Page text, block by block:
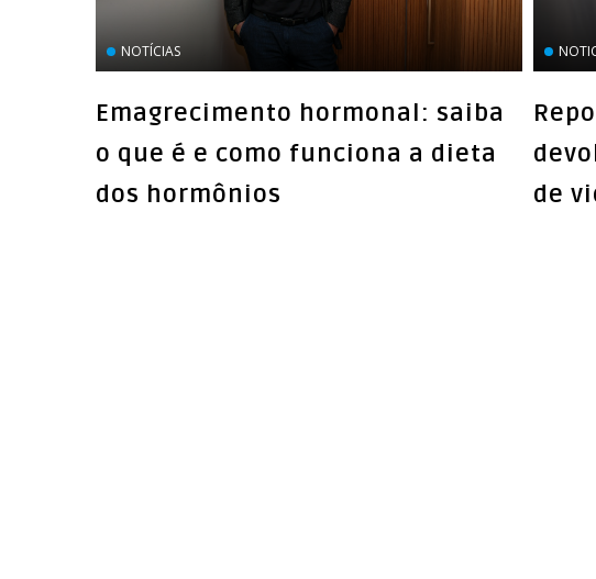
NOTÍCIAS
Emagrecimento hormonal: saiba
o que é e como funciona a dieta
dos hormônios
de